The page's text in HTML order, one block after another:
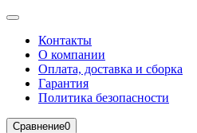
Контакты
О компании
Оплата, доставка и сборка
Гарантия
Политика безопасности
Сравнение0